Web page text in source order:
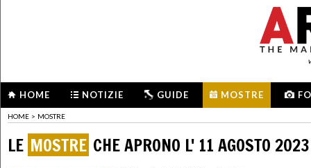
HOME NOTIZIE GUIDE MOSTRE
HOME > MOSTRE
LE MOSTRE CHE APRONO L' 11 AGOSTO 2023